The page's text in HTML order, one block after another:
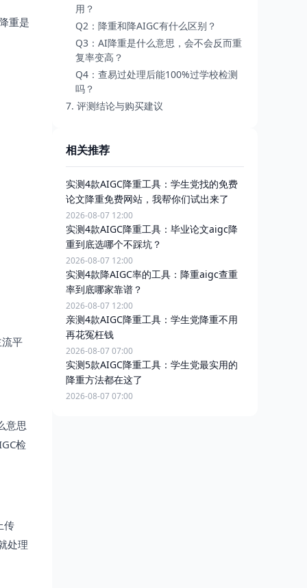
重是
平
意思
检
传
处理
用？
Q2：降重和降AIGC有什么区别？
Q3：AI降重是什么意思，会不会反而重
复率变高？
Q4：查易过处理后能100%过学校检测
吗？
7. 评测结论与购买建议
相关推荐
实测4款AIGC降重工具：学生党找的免费
论文降重免费网站，我帮你们试出来了
2026-08-07 12:00
实测4款AIGC降重工具：毕业论文aigc降
重到底选哪个不踩坑？
2026-08-07 12:00
实测4款降AIGC率的工具：降重aigc查重
率到底哪家靠谱？
2026-08-07 12:00
亲测4款AIGC降重工具：学生党降重不用
再花冤枉钱
2026-08-07 07:00
实测5款AIGC降重工具：学生党最实用的
降重方法都在这了
2026-08-07 07:00